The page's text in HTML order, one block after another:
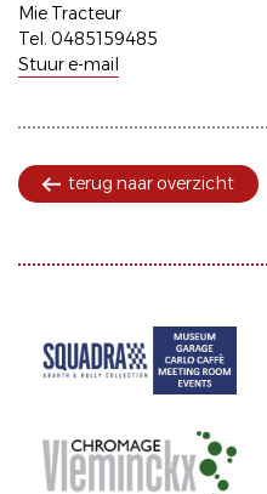
Mie Tracteur
Tel. 0485159485
Stuur e-mail
terug naar overzicht